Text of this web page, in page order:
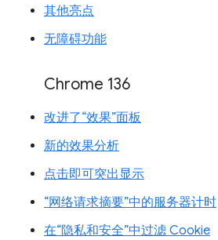
其他亮点
无障碍功能
Chrome 136
改进了“效果”面板
新的效果分析
点击即可突出显示
“网络请求摘要”中的服务器计时
在“隐私和安全”中过滤 Cookie